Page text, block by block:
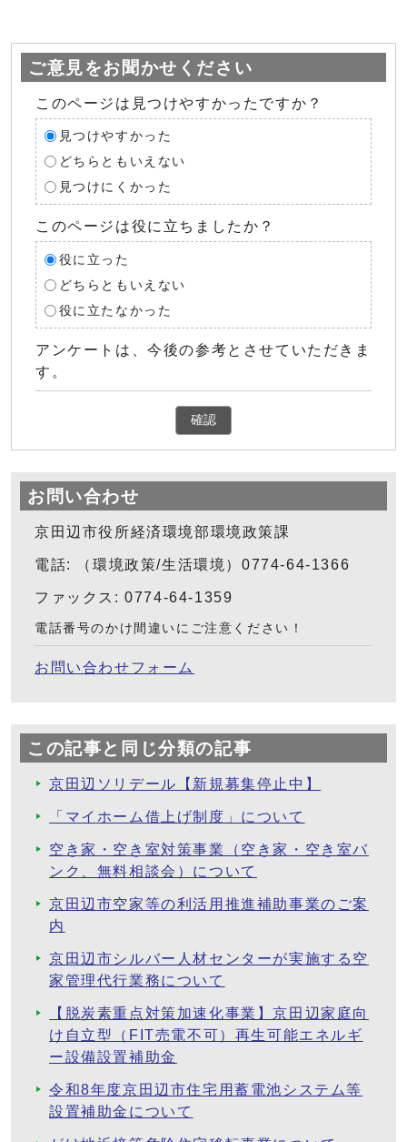
ご意見をお聞かせください
このページは見つけやすかったですか？
見つけやすかった
どちらともいえない
見つけにくかった
このページは役に立ちましたか？
役に立った
どちらともいえない
役に立たなかった
アンケートは、今後の参考とさせていただきま
す。
確認
お問い合わせ
京田辺市役所経済環境部環境政策課
電話: （環境政策/生活環境）0774-64-1366
ファックス: 0774-64-1359
電話番号のかけ間違いにご注意ください！
お問い合わせフォーム
この記事と同じ分類の記事
京田辺ソリデール【新規募集停止中】
「マイホーム借上げ制度」について
空き家・空き室対策事業（空き家・空き室バ
ンク、無料相談会）について
京田辺市空家等の利活用推進補助事業のご案
内
京田辺市シルバー人材センターが実施する空
家管理代行業務について
【脱炭素重点対策加速化事業】京田辺家庭向
け自立型（FIT売電不可）再生可能エネルギ
ー設備設置補助金
令和8年度京田辺市住宅用蓄電池システム等
設置補助金について